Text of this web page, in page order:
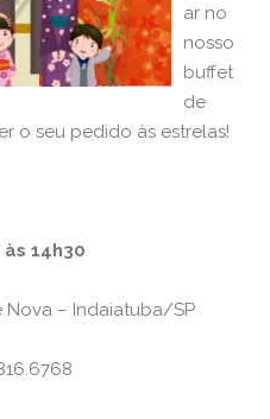
ar no
nosso
buffet
de
o seu pedido às estrelas!
14h30
Nova – Indaiatuba/SP